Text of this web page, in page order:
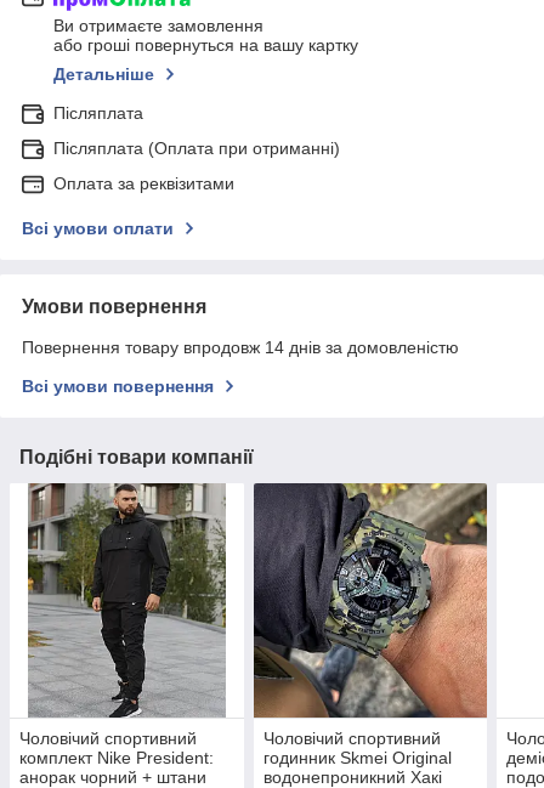
Ви отримаєте замовлення
або гроші повернуться на вашу картку
Детальніше
Післяплата
Післяплата (Оплата при отриманні)
Оплата за реквізитами
Всі умови оплати
Умови повернення
Повернення товару впродовж 14 днів за домовленістю
Всі умови повернення
Подібні товари компанії
Чоловічий спортивний
комплект Nike President:
анорак чорний + штани
Чоловічий спортивний
годинник Skmei Original
водонепроникний Хакі